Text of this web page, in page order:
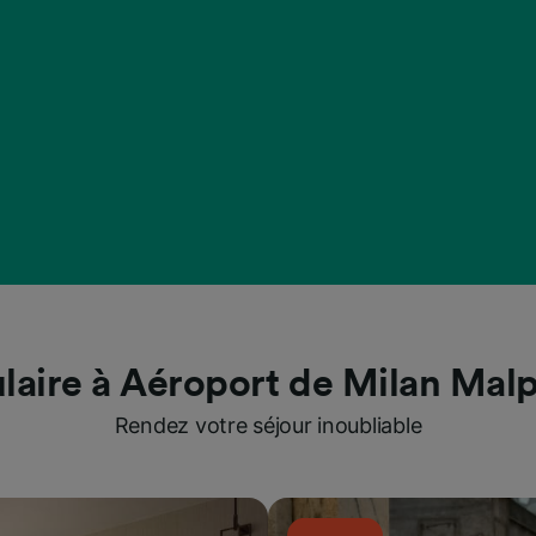
à Aéroport de Milan
Rendez votre séjour inoubliable